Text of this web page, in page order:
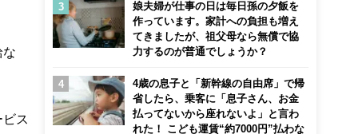
な
ス
娘夫婦が仕事の日は毎日孫の夕飯を
作っています。家計への負担も増え
てきましたが、祖父母なら無償で協
力するのが普通でしょうか？
4歳の息子と「新幹線の自由席」で帰
省したら、乗客に「息子さん、お金
払ってないから座れないよ」と言わ
れた！ こども運賃“約7000円”払わな